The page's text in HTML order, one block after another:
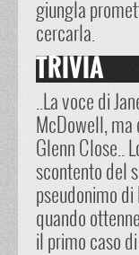
giungla
cercarla.
TRIVIA
..La voce di
McDowell, ma
Glenn Close..
scontento del
pseudonimo di
quando
il primo caso